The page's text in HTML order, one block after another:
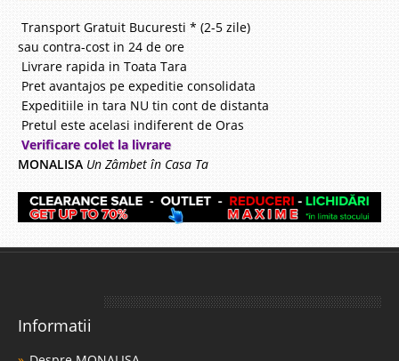
Transport Gratuit Bucuresti * (2-5 zile)
sau contra-cost in 24 de ore
Livrare rapida in Toata Tara
Pret avantajos pe expeditie consolidata
Expeditiile in tara NU tin cont de distanta
Pretul este acelasi indiferent de Oras
Verificare colet la livrare
MONALISA Un Zâmbet în Casa Ta
Informatii